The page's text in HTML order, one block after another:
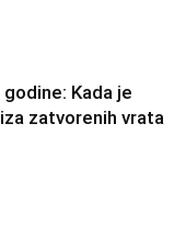
Kada je
zatvorenih vrata